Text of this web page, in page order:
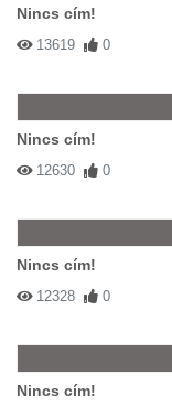
Nincs cím!
13619 0
Nincs cím!
12630 0
Nincs cím!
12328 0
Nincs cím!